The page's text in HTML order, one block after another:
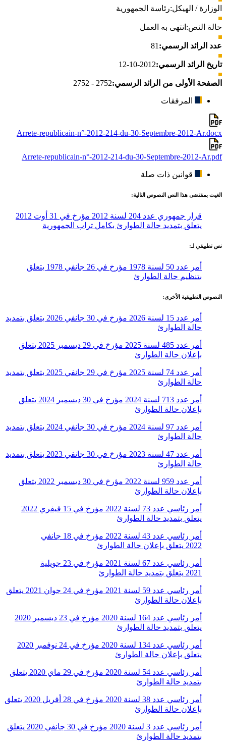
الوزارة / الهيكل:رئاسة الجمهورية
حالة النص: انتهى به العمل
عدد الرائد الرسمي: 81
تاريخ الرائد الرسمي:2012-10-12
الصفحة الأولى من الرائد الرسمي:2752 - 2752
المرفقات
Arrete-republicain-n°-2012-214-du-30-Septembre-2012-Ar.docx
Arrete-republicain-n°-2012-214-du-30-Septembre-2012-Ar.pdf
قوانين ذات صلة
الغيت بمقتضى هذا النص النصوص التالية:
قرار جمهوري عدد 204 لسنة 2012 مؤرخ في 31 أوت 2012
يتعلق بتمديد حالة الطوارئ بكامل تراب الجمهورية
نص تطبيقي لـ:
أمر عدد 50 لسنة 1978 مؤرخ في 26 جانفي 1978 يتعلق
بتنظيم حالة الطوارئ
النصوص التطبيقية الأخرى:
أمر عدد 15 لسنة 2026 مؤرخ في 30 جانفي 2026 يتعلق بتمديد
حالة الطوارئ
أمر عدد 485 لسنة 2025 مؤرخ في 29 ديسمبر 2025 يتعلق
بإعلان حالة الطوارئ
أمر عدد 74 لسنة 2025 مؤرخ في 29 جانفي 2025 يتعلق بتمديد
حالة الطوارئ
أمر عدد 713 لسنة 2024 مؤرخ في 30 ديسمبر 2024 يتعلق
بإعلان حالة الطوارئ
أمر عدد 97 لسنة 2024 مؤرخ في 30 جانفي 2024 يتعلق بتمديد
حالة الطوارئ
أمر عدد 47 لسنة 2023 مؤرخ في 30 جانفي 2023 يتعلق بتمديد
حالة الطوارئ
أمر عدد 959 لسنة 2022 مؤرخ في 30 ديسمبر 2022 يتعلق
بإعلان حالة الطوارئ
أمر رئاسي عدد 73 لسنة 2022 مؤرخ في 15 فيفري 2022
يتعلق بتمديد حالة الطوارئ
أمر رئاسي عدد 43 لسنة 2022 مؤرخ في 18 جانفي
2022 يتعلق بإعلان حالة الطوارئ
أمر رئاسي عدد 67 لسنة 2021 مؤرخ في 23 جويلية
2021 يتعلق بتمديد حالة الطوارئ
أمر رئاسي عدد 59 لسنة 2021 مؤرخ في 24 جوان 2021 يتعلق
بإعلان حالة الطوارئ
أمر رئاسي عدد 164 لسنة 2020 مؤرخ في 23 ديسمبر 2020
يتعلق بتمديد حالة الطوارئ
أمر رئاسي عدد 134 لسنة 2020 مؤرخ في 24 نوفمبر 2020
يتعلق بإعلان حالة الطوارئ
أمر رئاسي عدد 54 لسنة 2020 مؤرخ في 29 ماي 2020 يتعلق
بتمديد حالة الطوارئ
أمر رئاسي عدد 38 لسنة 2020 مؤرخ في 28 أفريل 2020 يتعلق
بإعلان حالة الطوارئ
أمر رئاسي عدد 3 لسنة 2020 مؤرخ في 30 جانفي 2020 يتعلق
بتمديد حالة الطوارئ